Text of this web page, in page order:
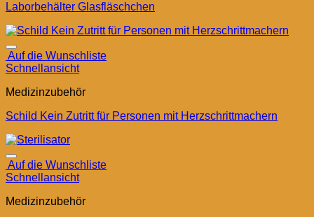
Laborbehälter Glasfläschchen
Auf die Wunschliste
Schnellansicht
Medizinzubehör
Schild Kein Zutritt für Personen mit Herzschrittmachern
Auf die Wunschliste
Schnellansicht
Medizinzubehör